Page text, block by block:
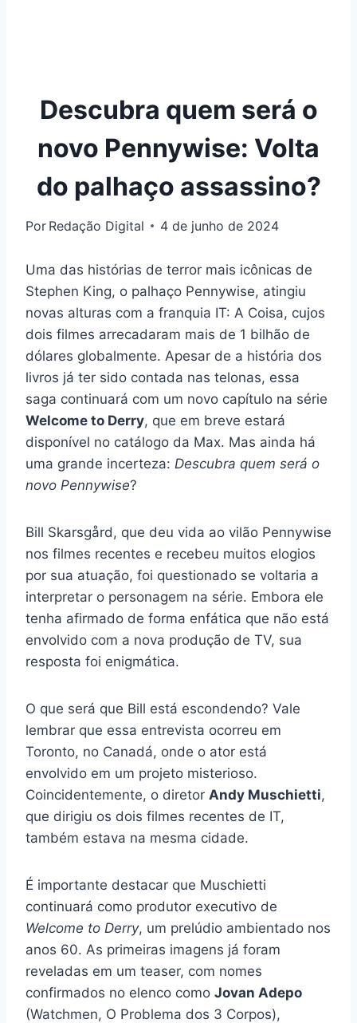
Descubra quem será o
novo Pennywise: Volta
do palhaço assassino?
Por Redação Digital 4 de junho de 2024
Uma das histórias de terror mais icônicas de
Stephen King, o palhaço Pennywise, atingiu
novas alturas com a franquia IT: A Coisa, cujos
dois filmes arrecadaram mais de 1 bilhão de
dólares globalmente. Apesar de a história dos
livros já ter sido contada nas telonas, essa
saga continuará com um novo capítulo na série
Welcome to Derry, que em breve estará
disponível no catálogo da Max. Mas ainda há
uma grande incerteza: Descubra quem será o
novo Pennywise?
Bill Skarsgård, que deu vida ao vilão Pennywise
nos filmes recentes e recebeu muitos elogios
por sua atuação, foi questionado se voltaria a
interpretar o personagem na série. Embora ele
tenha afirmado de forma enfática que não está
envolvido com a nova produção de TV, sua
resposta foi enigmática.
O que será que Bill está escondendo? Vale
lembrar que essa entrevista ocorreu em
Toronto, no Canadá, onde o ator está
envolvido em um projeto misterioso.
Coincidentemente, o diretor Andy Muschietti,
que dirigiu os dois filmes recentes de IT,
também estava na mesma cidade.
É importante destacar que Muschietti
continuará como produtor executivo de
Welcome to Derry, um prelúdio ambientado nos
anos 60. As primeiras imagens já foram
reveladas em um teaser, com nomes
confirmados no elenco como Jovan Adepo
(Watchmen, O Problema dos 3 Corpos),